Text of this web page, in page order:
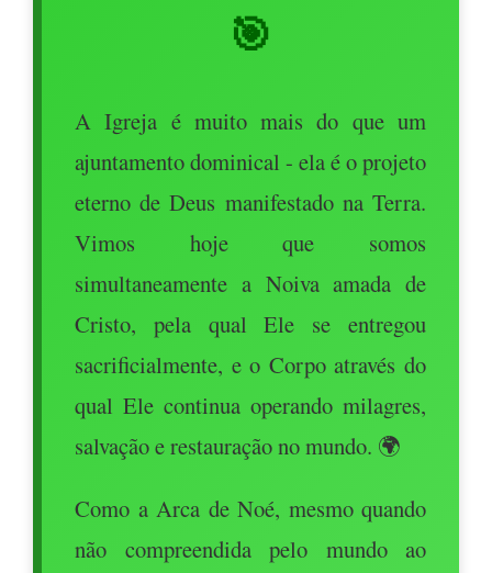
🎯
A Igreja é muito mais do que um
ajuntamento dominical - ela é o projeto
eterno de Deus manifestado na Terra.
Vimos hoje que somos
simultaneamente a Noiva amada de
Cristo, pela qual Ele se entregou
sacrificialmente, e o Corpo através do
qual Ele continua operando milagres,
salvação e restauração no mundo. 🌍
Como a Arca de Noé, mesmo quando
não compreendida pelo mundo ao